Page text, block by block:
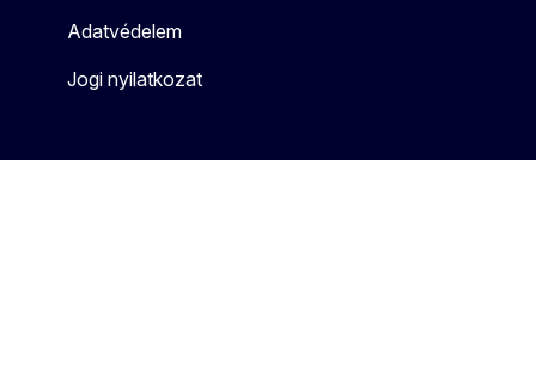
Adatvédelem
Jogi nyilatkozat